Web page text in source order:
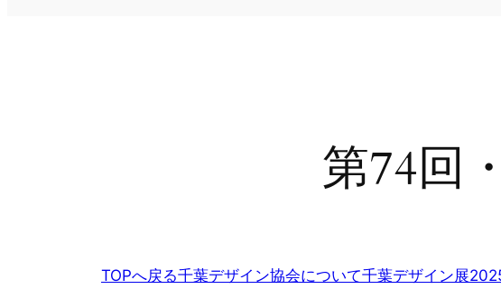
第74回
TOPへ戻る千葉デザイン協会について千葉デザイン展